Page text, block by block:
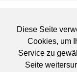
Diese Seite
Cookies, um
Service zu
SeiteBRUTTO